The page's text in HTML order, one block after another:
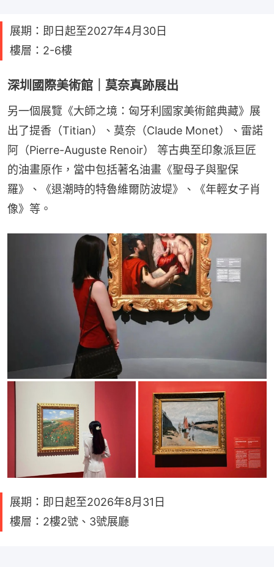
展期：即日起至2027年4月30日
樓層：2-6樓
深圳國際美術館｜莫奈真跡展出
另一個展覽《大師之境：匈牙利國家美術館典藏》展
出了提香（Titian）、莫奈（Claude Monet）、雷諾
阿（Pierre-Auguste Renoir） 等古典至印象派巨匠
的油畫原作，當中包括著名油畫《聖母子與聖保
羅》、《退潮時的特魯維爾防波堤》、《年輕女子肖
像》等。
展期：即日起至2026年8月31日
樓層：2樓2號、3號展廳